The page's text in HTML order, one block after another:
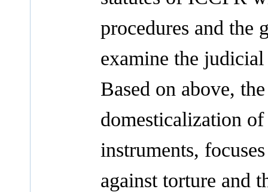
procedures and the
examine the
Based on above,
domesticalization
instruments,
against torture and